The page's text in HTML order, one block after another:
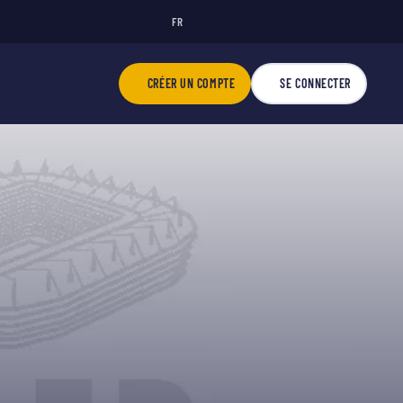
FR
CRÉER UN COMPTE SE CONNECTER